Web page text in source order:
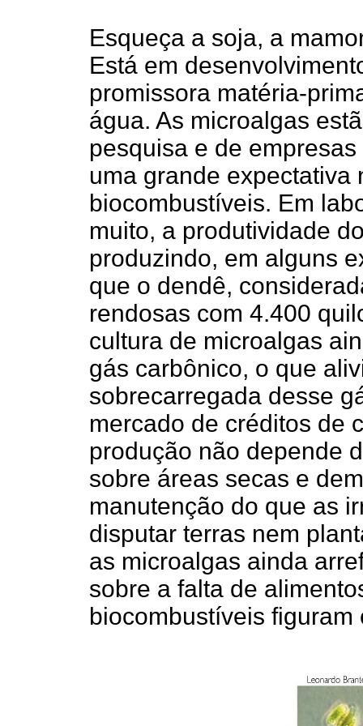
Esqueça a soja, a
Está em
promissora matéria-
água. As microalgas
pesquisa e de
uma grande expectativa
biocombustíveis. Em
muito, a produtividade
produzindo, em alguns
que o dendê,
rendosas com 4.400
cultura de microalgas
gás carbônico, o que
sobrecarregada desse
mercado de créditos de
produção não depende
sobre áreas secas e
manutenção do que as
disputar terras nem
as microalgas ainda
sobre a falta de
biocombustíveis